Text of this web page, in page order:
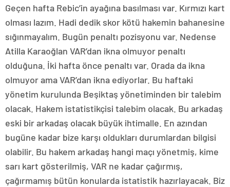
Geçen hafta Rebic’in ayağına basılması var. Kırmızı kart
olması lazım. Hadi dedik skor kötü hakemin bahanesine
sığınmayalım. Bugün penaltı pozisyonu var. Nedense
Atilla Karaoğlan VAR’dan ikna olmuyor penaltı
olduğuna. İki hafta önce penaltı var. Orada da ikna
olmuyor ama VAR’dan ikna ediyorlar. Bu haftaki
yönetim kurulunda Beşiktaş yönetiminden bir talebim
olacak. Hakem istatistikçisi talebim olacak. Bu arkadaş
eski bir arkadaş olacak büyük ihtimalle. En azından
bugüne kadar bize karşı oldukları durumlardan bilgisi
olabilir. Bu hakem arkadaş hangi maçı yönetmiş, kime
sarı kart gösterilmiş, VAR ne kadar çağırmış,
çağırmamış bütün konularda istatistik hazırlayacak. Biz